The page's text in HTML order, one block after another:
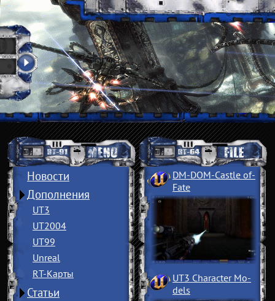
Новости
Дополнения
UT3
UT2004
UT99
Unreal
RT-Карты
Статьи
DM-DOM-Castle of­
Fate
UT3 Character Mo­
dels